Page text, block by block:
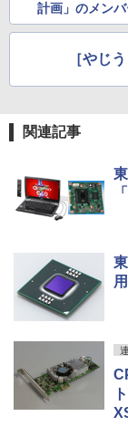
計画」のメン
を選出
［やじ
関連記事